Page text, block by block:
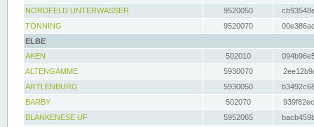
NORDFELD UNTERWASSER
9520050
TÖNNING
9520070
ELBE
AKEN
502010
ALTENGAMME
5930070
ARTLENBURG
5930050
BARBY
502070
BLANKENESE UF
5952065